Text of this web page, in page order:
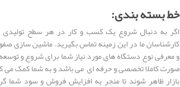
خط بسته بندی:
اگر به دنبال شروع یک کسب و کار در هر سطح تولیدی
کارشناسان ما در این زمینه تماس بگیرید. ماشین سازی
و معرفی نوع دستگاه های مورد نیاز شما برای شروع و
صورت کاملا تخصصی و حرفه ای می باشد و به شما کمک
بازار ظاهر شوند تا منجر به افزایش فروش و سود